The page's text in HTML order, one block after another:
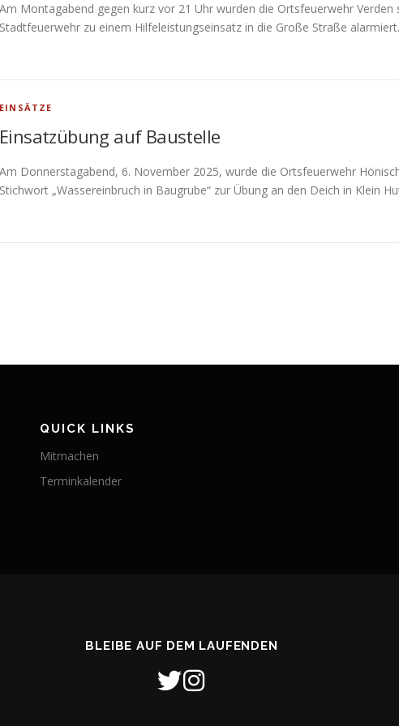
Am Montagabend gegen kurz vor 21 Uhr wurden die Ortsfeuerwehr
Stadtfeuerwehr zu einem Hilfeleistungseinsatz in die Große Straße
EINSÄTZE
Einsatzübung auf Baustelle
Am Donnerstagabend, 6. November 2025, wurde die Ortsfeuerwehr
Stichwort „Wassereinbruch in Baugrube“ zur Übung an den Deich in Klein
QUICK LINKS
Mitmachen
Terminkalender
BLEIBE AUF DEM LAUFENDEN